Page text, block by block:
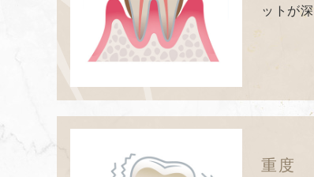
ットが
重度